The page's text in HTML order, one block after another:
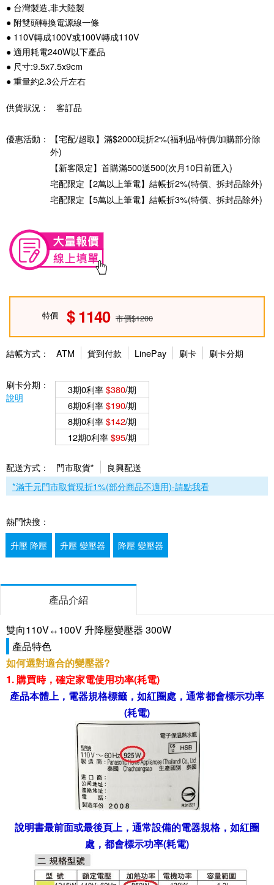
● 台灣製造,非大陸製
● 附雙頭轉換電源線一條
● 110V轉成100V或100V轉成110V
● 適用耗電240W以下產品
● 尺寸:9.5x7.5x9cm
● 重量約2.3公斤左右
供貨狀況： 客訂品
優惠活動：
【宅配/超取】滿$2000現折2%(福利品/特價/加購部分除
外)
【新客限定】首購滿500送500(次月10日前匯入)
宅配限定【2萬以上筆電】結帳折2%(特價、拆封品除外)
宅配限定【5萬以上筆電】結帳折3%(特價、拆封品除外)
特價 1140 市價$1200
結帳方式： ATM 貨到付款 LinePay 刷卡 刷卡分期
刷卡分期：
說明
3期0利率$380/期
6期0利率$190/期
8期0利率$142/期
12期0利率$95/期
配送方式： 門市取貨*
良興配送
*滿千元門市取貨現折1%(部分商品不適用)-請點我看
熱門快搜：
升壓 降壓
升壓 變壓器 降壓 變壓器
產品介紹
雙向110V↔100V 升降壓變壓器 300W
產品特色
如何選對適合的變壓器?
1. 購買時，確定家電使用功率(耗電)
產品本體上，電器規格標籤，如紅圈處，通常都會標示功率
(耗電)
說明書最前面或最後頁上，通常設備的電器規格， 如紅圈
處，都會標示功率(耗電)